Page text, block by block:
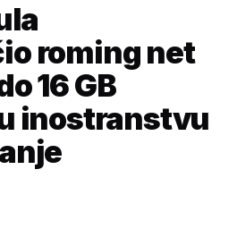
roming net
16 GB
inostranstvu